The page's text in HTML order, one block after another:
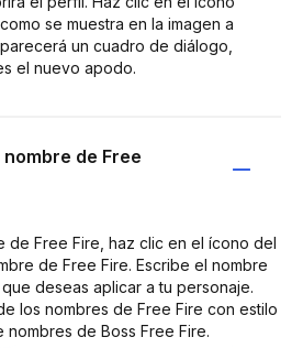
se muestra en la imagen a
un cuadro de diálogo,
el nuevo apodo.
de Free
de Free Fire, haz clic en el ícono del
de Free Fire. Escribe el nombre
deseas aplicar a tu personaje.
los nombres de Free Fire con estilo
de Boss Free Fire.